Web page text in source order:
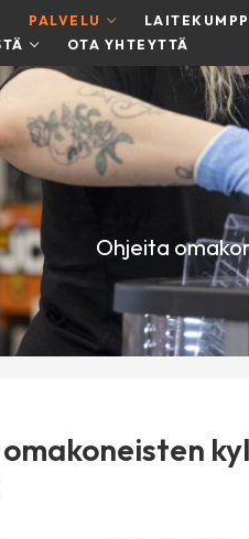
PALVELU
OTA YHTEYTTÄ
Ohjeita